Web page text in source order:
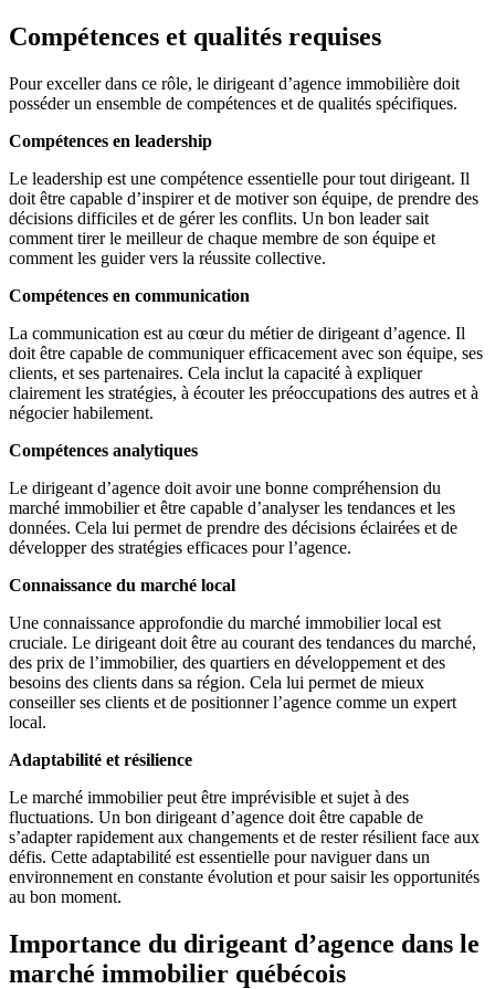
Compétences et qualités requises
Pour exceller dans ce rôle, le dirigeant d’agence immobilière doit
posséder un ensemble de compétences et de qualités spécifiques.
Compétences en leadership
Le leadership est une compétence essentielle pour tout dirigeant. Il
doit être capable d’inspirer et de motiver son équipe, de prendre des
décisions difficiles et de gérer les conflits. Un bon leader sait
comment tirer le meilleur de chaque membre de son équipe et
comment les guider vers la réussite collective.
Compétences en communication
La communication est au cœur du métier de dirigeant d’agence. Il
doit être capable de communiquer efficacement avec son équipe, ses
clients, et ses partenaires. Cela inclut la capacité à expliquer
clairement les stratégies, à écouter les préoccupations des autres et à
négocier habilement.
Compétences analytiques
Le dirigeant d’agence doit avoir une bonne compréhension du
marché immobilier et être capable d’analyser les tendances et les
données. Cela lui permet de prendre des décisions éclairées et de
développer des stratégies efficaces pour l’agence.
Connaissance du marché local
Une connaissance approfondie du marché immobilier local est
cruciale. Le dirigeant doit être au courant des tendances du marché,
des prix de l’immobilier, des quartiers en développement et des
besoins des clients dans sa région. Cela lui permet de mieux
conseiller ses clients et de positionner l’agence comme un expert
local.
Adaptabilité et résilience
Le marché immobilier peut être imprévisible et sujet à des
fluctuations. Un bon dirigeant d’agence doit être capable de
s’adapter rapidement aux changements et de rester résilient face aux
défis. Cette adaptabilité est essentielle pour naviguer dans un
environnement en constante évolution et pour saisir les opportunités
au bon moment.
Importance du dirigeant d’agence dans le
marché immobilier québécois